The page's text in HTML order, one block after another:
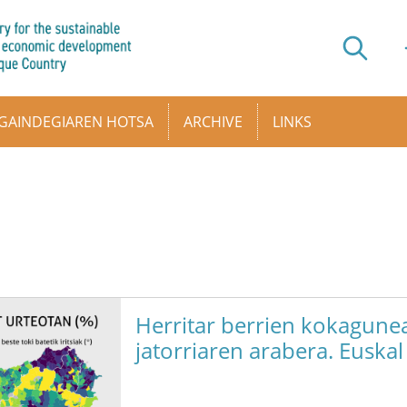
HOTSA ARCHIVE LINKS
Herritar berrien
jatorriaren arabera.